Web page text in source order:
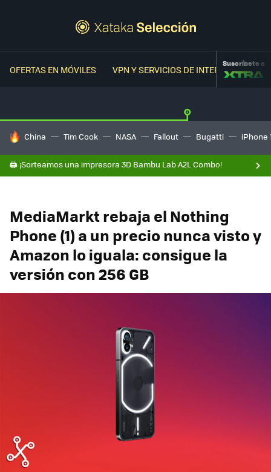
OFERTAS EN MÓVILES VPN Y SERVICIOS DE INTERNETSuscríbete a
HOY SE HABLA DE
China Tim Cook NASA Fallout Bugatti iPhone
🖨️ ¡Sorteamos una impresora 3D Bambu Lab A2L Combo!
MediaMarkt rebaja el Nothing
Phone (1) a un precio nunca visto y
Amazon lo iguala: consigue la
versión con 256 GB